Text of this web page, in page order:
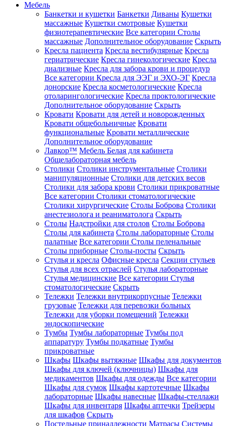
Мебель
Банкетки и кушетки Банкетки Диваны Кушетки
массажные Кушетки смотровые Кушетки
физиотерапевтические Все категории Столы
массажные Дополнительное оборудование Скрыть
Кресла пациента Кресла вестибулярные Кресла
гериатрические Кресла гинекологические Кресла
диализные Кресла для забора крови и процедур
Все категории Кресла для ЭЭГ и ЭХО-ЭГ Кресла
донорские Кресла косметологические Кресла
отоларингологические Кресла проктологические
Дополнительное оборудование Скрыть
Кровати Кровати для детей и новорожденных
Кровати общебольничные Кровати
функциональные Кровати металлические
Дополнительное оборудование
Лавкор™ Мебель Белая для кабинета
Общелабораторная мебель
Столики Столики инструментальные Столики
манипуляционные Столики для детских весов
Столики для забора крови Столики прикроватные
Все категории Столики стоматологические
Столики хирургические Столы Боброва Столики
анестезиолога и реаниматолога Скрыть
Столы Надстройки для столов Столы Боброва
Столы для кабинета Столы лабораторные Столы
палатные Все категории Столы пеленальные
Столы приборные Столы-посты Скрыть
Стулья и кресла Офисные кресла Секции стульев
Стулья для всех отраслей Стулья лабораторные
Стулья медицинские Все категории Стулья
стоматологические Скрыть
Тележки Тележки внутрикорпусные Тележки
грузовые Тележки для перевозки больных
Тележки для уборки помещений Тележки
эндоскопические
Тумбы Тумбы лабораторные Тумбы под
аппаратуру Тумбы подкатные Тумбы
прикроватные
Шкафы Шкафы вытяжные Шкафы для документов
Шкафы для ключей (ключницы) Шкафы для
медикаментов Шкафы для одежды Все категории
Шкафы для сумок Шкафы картотечные Шкафы
лабораторные Шкафы навесные Шкафы-стеллажи
Шкафы для инвентаря Шкафы аптечки Трейзеры
для шкафов Скрыть
Постельные принадлежности Матрасы Системы